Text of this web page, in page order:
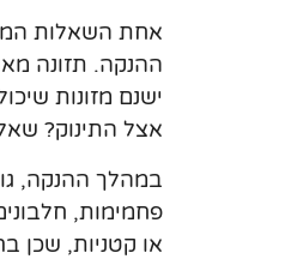
אחת השאלות
ההנקה. תזונה
ישנם מזונות
אצל התינוק?
במהלך ההנקה,
פחמימות,
או קטניות, שכן